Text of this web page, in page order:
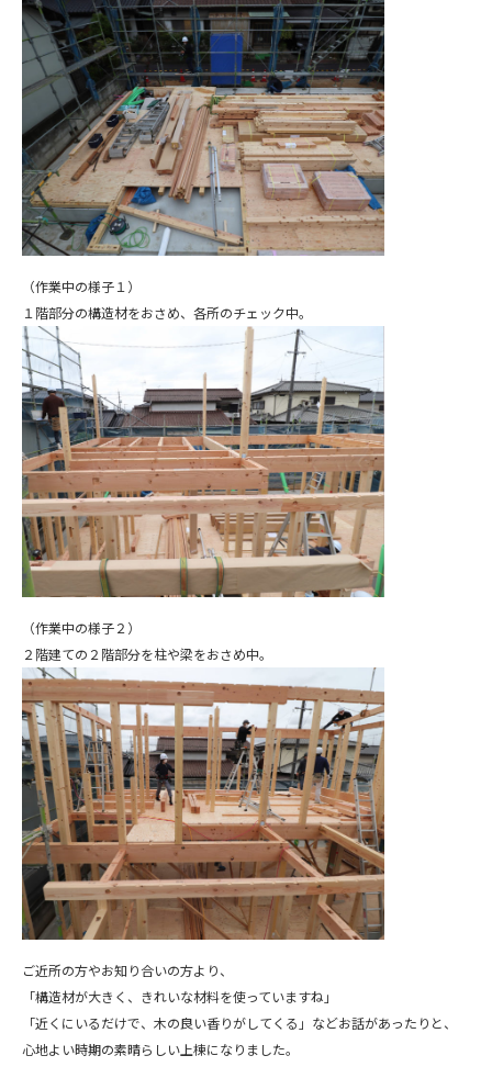
（作業中の様子１）
１階部分の構造材をおさめ、各所のチェック中。
（作業中の様子２）
２階建ての２階部分を柱や梁をおさめ中。
ご近所の方やお知り合いの方より、
「構造材が大きく、きれいな材料を使っていますね」
「近くにいるだけで、木の良い香りがしてくる」などお話があったりと、
心地よい時期の素晴らしい上棟になりました。